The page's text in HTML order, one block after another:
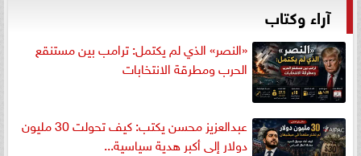
آراء وكتاب
«النصر» الذي لم يكتمل: ترامب بين مستنقع
الحرب ومطرقة الانتخابات
عبدالعزيز محسن يكتب: كيف تحولت 30 مليون
دولار إلى أكبر هدية سياسية...